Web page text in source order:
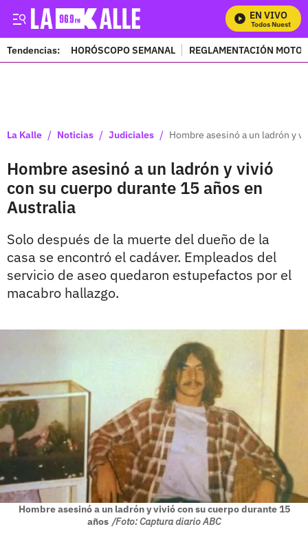
EN VIVO
Mira Todos Nuestros
Tendencias: HORÓSCOPO SEMANAL REGLAMENTACIÓN
La Kalle / Noticias / Judiciales / Hombre asesinó a un ladrón y
Hombre asesinó a un ladrón y vivió
con su cuerpo durante 15 años en
Australia
Solo después de la muerte del dueño de la
casa se encontró el cadáver. Empleados del
servicio de aseo quedaron estupefactos por el
macabro hallazgo.
Hombre asesinó a un ladrón y vivió con su cuerpo durante 15
años /Foto: Captura diario ABC